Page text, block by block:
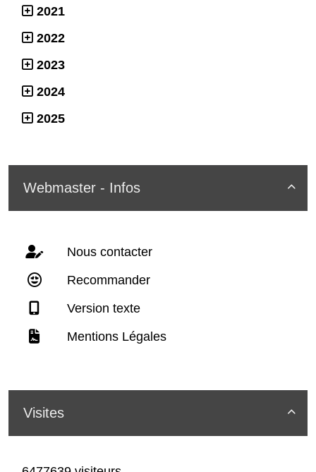
2021
2022
2023
2024
2025

Webmaster - Infos
Nous contacter
Recommander
Version texte
Mentions Légales

Visites